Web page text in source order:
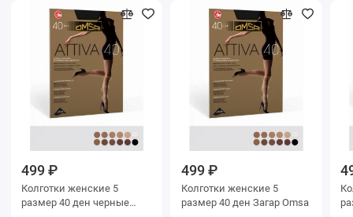
499 ₽
Колготки женские 5
размер 40 ден черные
499 ₽
Колготки женские 5
размер 40 ден Загар Omsa